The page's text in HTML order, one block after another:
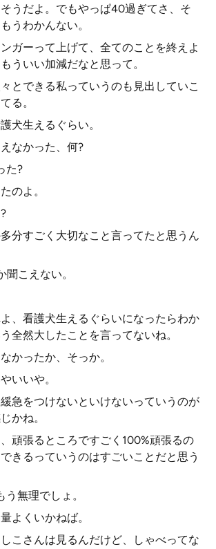
うだよ。でもやっぱ40過ぎてさ、そ
うわかんない。
ガーって上げて、全てのことを終えよ
ういい加減だなと思って。
とできる私っていうのも見出していこ
る。
犬生えるぐらい。
なかった、何?
た?
のよ。
分すごく大切なこと言ってたと思うん
こえない。
、看護犬生えるぐらいになったらわか
全然大したことを言ってないね。
かったか、そっか。
いいや。
急をつけないといけないっていうのが
かね。
頑張るところですごく100%頑張るの
きるっていうのはすごいことだと思う
無理でしょ。
よくいかねば。
こさんは見るんだけど、しゃべってな